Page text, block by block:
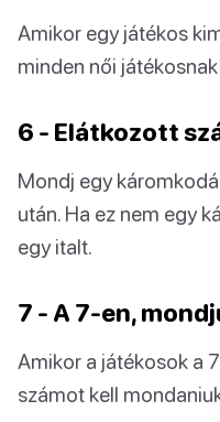
Amikor egy játékos
minden női
6 - Elátkozott
Mondj egy
után. Ha ez nem egy
egy italt.
7 - A 7-en,
Amikor a játékosok a
számot kell